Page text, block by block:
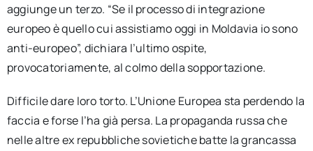
aggiunge un terzo. “Se il processo di integrazione
europeo è quello cui assistiamo oggi in Moldavia io sono
anti-europeo”, dichiara l’ultimo ospite,
provocatoriamente, al colmo della sopportazione.
Difficile dare loro torto. L’Unione Europea sta perdendo la
faccia e forse l’ha già persa. La propaganda russa che
nelle altre ex repubbliche sovietiche batte la grancassa